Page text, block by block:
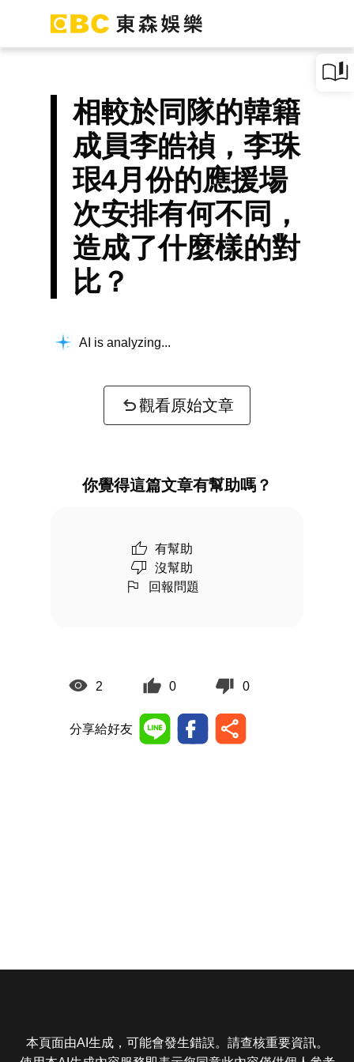
相較於同隊的韓籍
成員李皓禎，李珠
珢4月份的應援場
次安排有何不同，
造成了什麼樣的對
比？
Thinking about your question...
觀看原始文章
你覺得這篇文章有幫助嗎？
有幫助
沒幫助
回報問題
2 0 0
分享給好友
本頁面由AI生成，可能會發生錯誤。請查核重要資訊。